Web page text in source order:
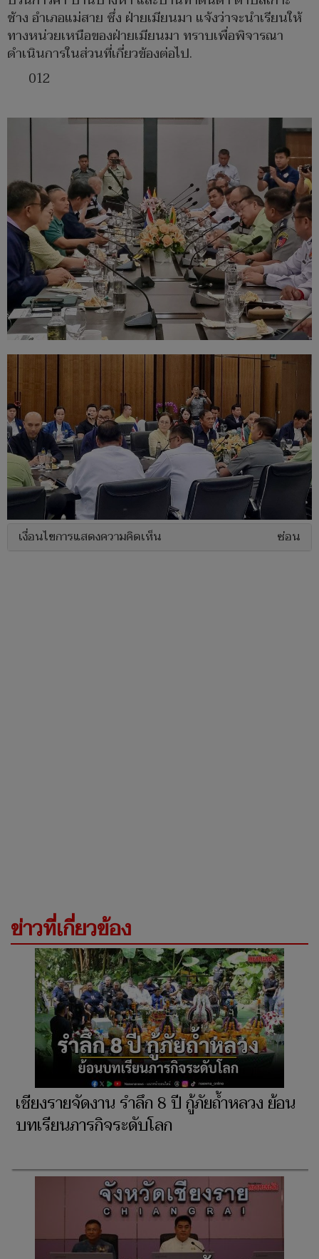
ช้าง อำเภอแม่สาย ซึ่ง ฝ่ายเมียนมา แจ้งว่าจะนำเรียนให้
ทางหน่วยเหนือของฝ่ายเมียนมา ทราบเพื่อพิจารณา
ดำเนินการในส่วนที่เกี่ยวข้องต่อไป.
012
เงื่อนไขการแสดงความคิดเห็น ซ่อน
ข่าวที่เกี่ยวข้อง
เชียงรายจัดงาน รำลึก 8 ปี กู้ภัยถ้ำหลวง ย้อน
บทเรียนภารกิจระดับโลก